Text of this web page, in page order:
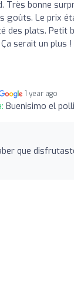
Très bonne
goûts. Le prix
des plats. Petit
serait un plus
1 year ago
Buenisimo el
que